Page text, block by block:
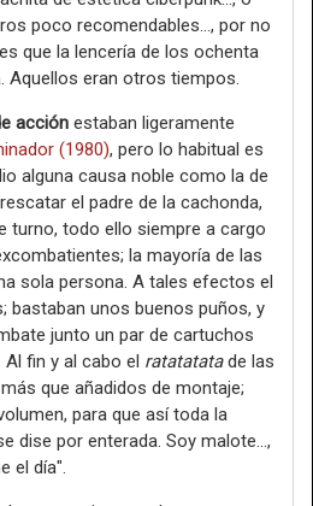
poco recomendables…, por no
que la lencería de los ochenta
Aquellos eran otros tiempos.
acción estaban ligeramente
(1980), pero lo habitual es
alguna causa noble como la de
el padre de la cachonda,
turno, todo ello siempre a cargo
la mayoría de las
sola persona. A tales efectos el
bastaban unos buenos puños, y
junto un par de cartuchos
fin y al cabo el ratatatatade las
que añadidos de montaje;
para que así toda la
dise por enterada. Soy malote...,
el día".